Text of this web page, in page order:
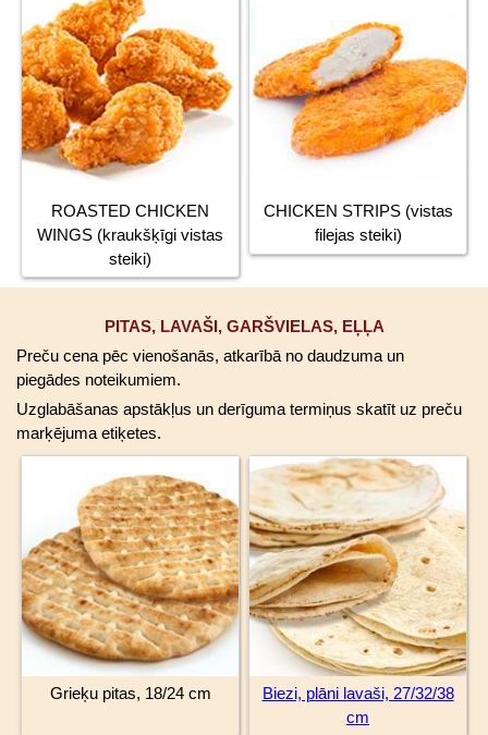
ROASTED CHICKEN
WINGS (kraukšķīgi vistas
steiki)
CHICKEN STRIPS (vistas
filejas steiki)
PITAS, LAVAŠI, GARŠVIELAS, EĻĻA
Preču cena pēc vienošanās, atkarībā no daudzuma un
piegādes noteikumiem.
Uzglabāšanas apstākļus un derīguma termiņus skatīt uz preču
marķējuma etiķetes.
Grieķu pitas, 18/24 cm
Biezi, plāni lavaši, 27/32/38
cm